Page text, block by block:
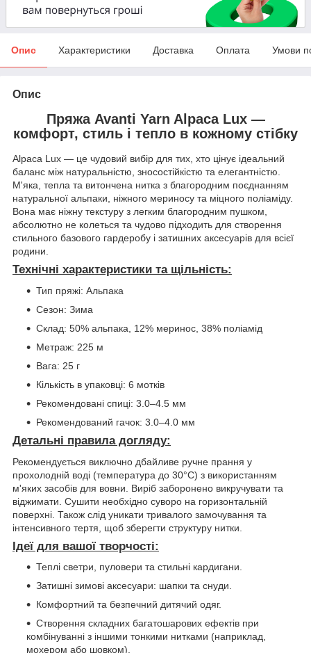
Опис Характеристики Доставка Оплата Умови
Опис
Пряжа Avanti Yarn Alpaca Lux —
комфорт, стиль і тепло в кожному стібку
Alpaca Lux — це чудовий вибір для тих, хто цінує ідеальний
баланс між натуральністю, зносостійкістю та елегантністю.
М'яка, тепла та витончена нитка з благородним поєднанням
натуральної альпаки, ніжного мериносу та міцного поліаміду.
Вона має ніжну текстуру з легким благородним пушком,
абсолютно не колеться та чудово підходить для створення
стильного базового гардеробу і затишних аксесуарів для всієї
родини.
Технічні характеристики та щільність:
Тип пряжі: Альпака
Сезон: Зима
Склад: 50% альпака, 12% меринос, 38% поліамід
Метраж: 225 м
Вага: 25 г
Кількість в упаковці: 6 мотків
Рекомендовані спиці: 3.0–4.5 мм
Рекомендований гачок: 3.0–4.0 мм
Детальні правила догляду:
Рекомендується виключно дбайливе ручне прання у
прохолодній воді (температура до 30°C) з використанням
м'яких засобів для вовни. Виріб заборонено викручувати та
віджимати. Сушити необхідно суворо на горизонтальній
поверхні. Також слід уникати тривалого замочування та
інтенсивного тертя, щоб зберегти структуру нитки.
Ідеї для вашої творчості:
Теплі светри, пуловери та стильні кардигани.
Затишні зимові аксесуари: шапки та снуди.
Комфортний та безпечний дитячий одяг.
Створення складних багатошарових ефектів при
комбінуванні з іншими тонкими нитками (наприклад,
мохером або шовком).